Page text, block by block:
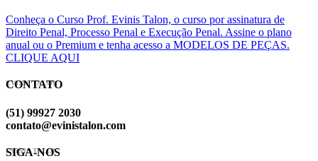
Conheça o Curso Prof. Evinis Talon, o curso por assinatura de
Direito Penal, Processo Penal e Execução Penal. Assine o plano
anual ou o Premium e tenha acesso a MODELOS DE PEÇAS.
CLIQUE AQUI
EVINIS TALON
CONTATO
(51) 99927 2030
contato@evinistalon.com
EVINIS TALON
SIGA-NOS